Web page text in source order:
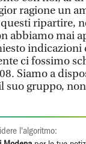
ragione un
ripartire,
abbiamo mai
indicazioni
ci fossimo
Siamo a
suo gruppo,
l'algoritmo: